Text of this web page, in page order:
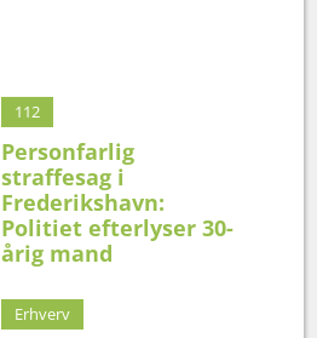
112
Personfarlig
straffesag i
Frederikshavn:
Politiet efterlyser 30-
årig mand
Erhverv